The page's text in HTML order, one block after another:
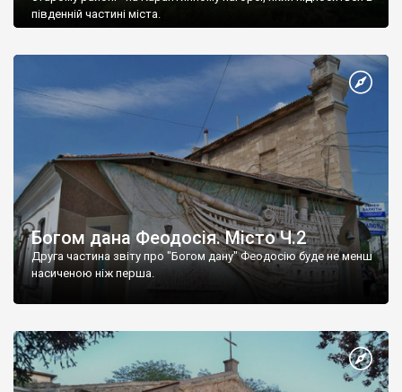
південній частині міста.
Богом дана Феодосія. Місто Ч.2
Друга частина звіту про "Богом дану" Феодосію буде не менш
насиченою ніж перша.